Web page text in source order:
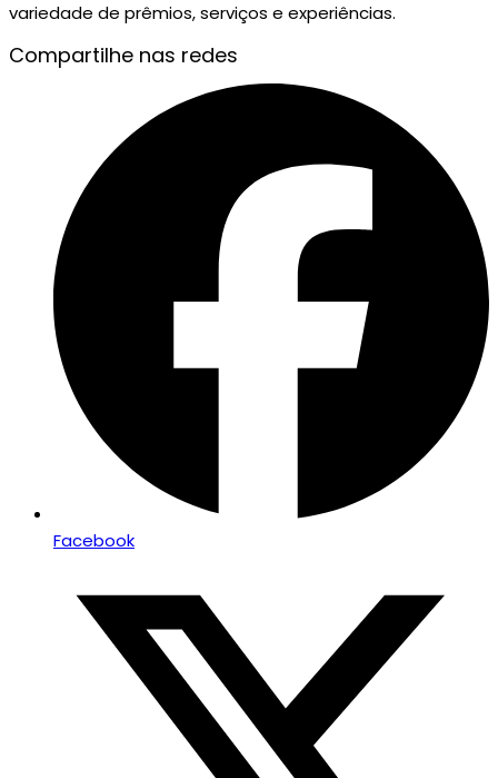
variedade de prêmios, serviços e experiências.
Compartilhe nas redes
Facebook